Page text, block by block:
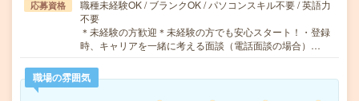
応募資格
職種未経験OK / ブランクOK / パソコンスキル不要 / 英語力
不要
＊未経験の方歓迎＊未経験の方でも安心スタート！・登録
時、キャリアを一緒に考える面談（電話面談の場合）…
職場の雰囲気